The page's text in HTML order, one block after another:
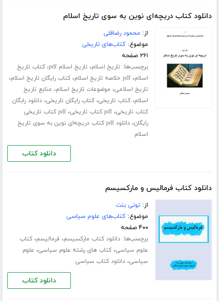
دانلود کتاب دریچه‌ای نوین به سوی تاریخ اسلام
از: محمود رضاقلی
موضوع:کتاب‌های تاریخی
۲۶۱ صفحه
برچسب‌ها: تاریخ اسلام، تاریخ اسلام pdf ،کتاب تاریخ
اسلام،pdf خلاصه تاریخ اسلام ،کتاب رایگان تاریخ اسلام،
تاریخ اسلامی، موضوعات تاریخ اسلام، منابع تاریخ
اسلام،کتاب تاریخی،کتاب رایگان تاریخی،دانلود رابگان
کتاب تاریخی،pdf کتاب تاریخی ،
pdf کتاب تاریخی
رایگان،
دانلود pdf کتاب دریچه‌ای نوین به سوی تاریخ
اسلام
دانلود کتاب
دانلود کتاب فرمالیس و مارکسیسم
از:تونی بنت
موضوع:کتاب‌های علوم سیاسی
۴۰۰ صفحه
برچسب‌ها:دانلود کتاب مارکسیسم، فرمالیسم،کتاب
علوم سیاسی،کتاب های رشته علوم سیاسی، علوم
سیاسی،دانلود کتاب سیاسی
دانلود کتاب